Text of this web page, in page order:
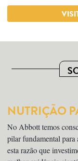
NUTRIÇÃO
No Abbott temos
pilar fundamental para
esta razão que